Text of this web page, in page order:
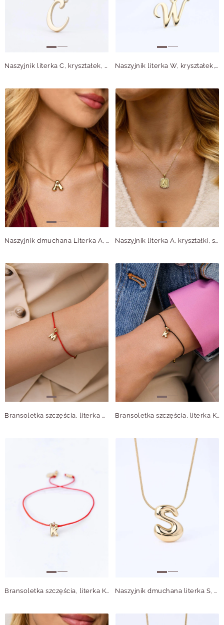
Naszyjnik literka C, kryształek, stal pozłacana S315633Z00 Naszyjnik literka W, kryształek, stal pozłacana S315648Z00
Naszyjnik dmuchana Literka A, stal pozłacana S312123Z00 Naszyjnik literka A. kryształki, stal pozłacana S311327Z00
Bransoletka szczęścia, literka M, stal pozłacana S109080Z03 Bransoletka szczęścia, literka K, stal pozłacana S109069Z01
Bransoletka szczęścia, literka K, stal pozłacana S109069Z03 Naszyjnik dmuchana literka S, stal pozłacana S312127Z00